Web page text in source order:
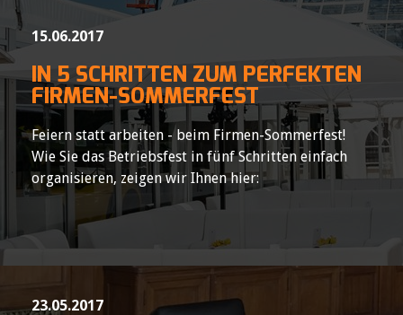
15.06.2017
IN 5 SCHRITTEN ZUM PERFEKTEN
FIRMEN-SOMMERFEST
Feiern statt arbeiten - beim Firmen-Sommerfest!
Wie Sie das Betriebsfest in fünf Schritten einfach
organisieren, zeigen wir Ihnen hier:
23.05.2017